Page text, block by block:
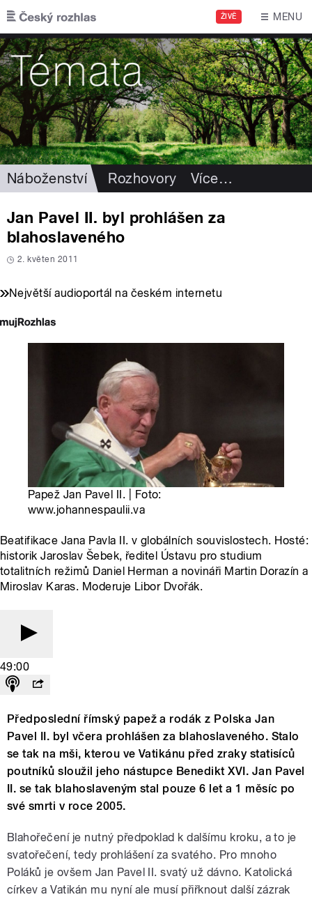
Přejít k hlavnímu obsahu
ŽIVĚ MENU
Náboženství Rozhovory Více…
Jan Pavel II. byl prohlášen za
blahoslaveného
2. květen 2011
Největší audioportál na českém internetu
Papež Jan Pavel II. | Foto:
www.johannespaulii.va
Beatifikace Jana Pavla II. v globálních souvislostech. Hosté:
historik Jaroslav Šebek, ředitel Ústavu pro studium
totalitních režimů Daniel Herman a novináři Martin Dorazín a
Miroslav Karas. Moderuje Libor Dvořák.
49:00
Předposlední římský papež a rodák z Polska Jan
Pavel II. byl včera prohlášen za blahoslaveného. Stalo
se tak na mši, kterou ve Vatikánu před zraky statisíců
poutníků sloužil jeho nástupce Benedikt XVI. Jan Pavel
II. se tak blahoslaveným stal pouze 6 let a 1 měsíc po
své smrti v roce 2005.
Blahořečení je nutný předpoklad k dalšímu kroku, a to je
svatořečení, tedy prohlášení za svatého. Pro mnoho
Poláků je ovšem Jan Pavel II. svatý už dávno. Katolická
církev a Vatikán mu nyní ale musí přiřknout další zázrak